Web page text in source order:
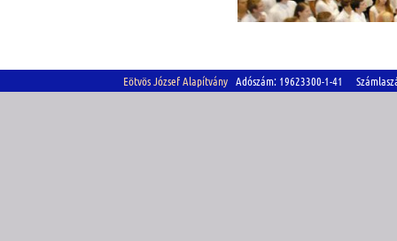
Eötvös József Alapítvány Adószám: 19623300-1-41